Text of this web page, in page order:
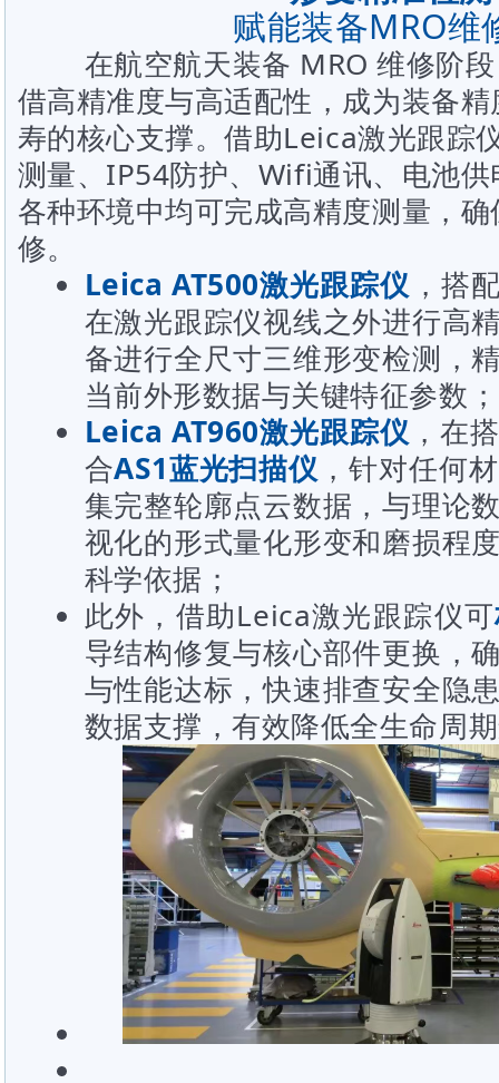
赋能装备MRO维
在航空航天装备 MRO 维修阶段
借高精准度与高适配性，成为装备
寿的核心支撑。借助Leica激光跟踪
测量、IP54防护、Wifi通讯、电池
各种环境中均可完成高精度测量，
修。
Leica AT500激光跟踪仪 ，搭
在激光跟踪仪视线之外进行高
备进行全尺寸三维形变检测，
当前外形数据与关键特征参数；
Leica AT960激光跟踪仪 ，在
合AS1蓝光扫描仪 ，针对任何
集完整轮廓点云数据，与理论
视化的形式量化形变和磨损程
科学依据；
此外，借助Leica激光跟踪仪可
导结构修复与核心部件更换，
与性能达标，快速排查安全隐
数据支撑，有效降低全生命周